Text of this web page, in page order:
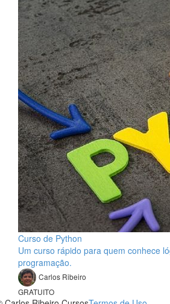
Curso de Python
Um curso rápido para quem conhece
programação.
Carlos Ribeiro
GRATUITO